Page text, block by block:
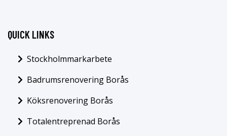
QUICK LINKS
Stockholmmarkarbete
Badrumsrenovering Borås
Köksrenovering Borås
Totalentreprenad Borås